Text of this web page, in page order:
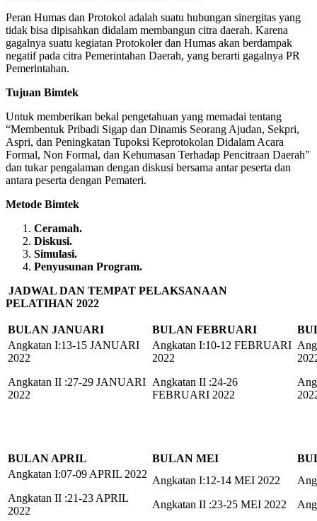
Peran Humas dan Protokol adalah suatu hubungan sinergitas yang
tidak bisa dipisahkan didalam membangun citra daerah. Karena
gagalnya suatu kegiatan Protokoler dan Humas akan berdampak
negatif pada citra Pemerintahan Daerah, yang berarti gagalnya PR
Pemerintahan.
Tujuan Bimtek
Untuk memberikan bekal pengetahuan yang memadai tentang
“Membentuk Pribadi Sigap dan Dinamis Seorang Ajudan, Sekpri,
Aspri, dan Peningkatan Tupoksi Keprotokolan Didalam Acara
Formal, Non Formal, dan Kehumasan Terhadap Pencitraan Daerah”
dan tukar pengalaman dengan diskusi bersama antar peserta dan
antara peserta dengan Pemateri.
Metode Bimtek
Ceramah.
Diskusi.
Simulasi.
Penyusunan Program.
JADWAL DAN TEMPAT PELAKSANAAN
PELATIHAN 2022
BULAN JANUARI BULAN FEBRUARI
Angkatan I:13-15 JANUARI
2022
Angkatan II :27-29 JANUARI
2022
Angkatan I:10-12 FEBRUARI
2022
Angkatan II :24-26
FEBRUARI 2022
BULAN APRIL BULAN MEI
Angkatan I:07-09 APRIL 2022
Angkatan II :21-23 APRIL
2022
Angkatan I:12-14 MEI 2022
Angkatan II :23-25 MEI 2022